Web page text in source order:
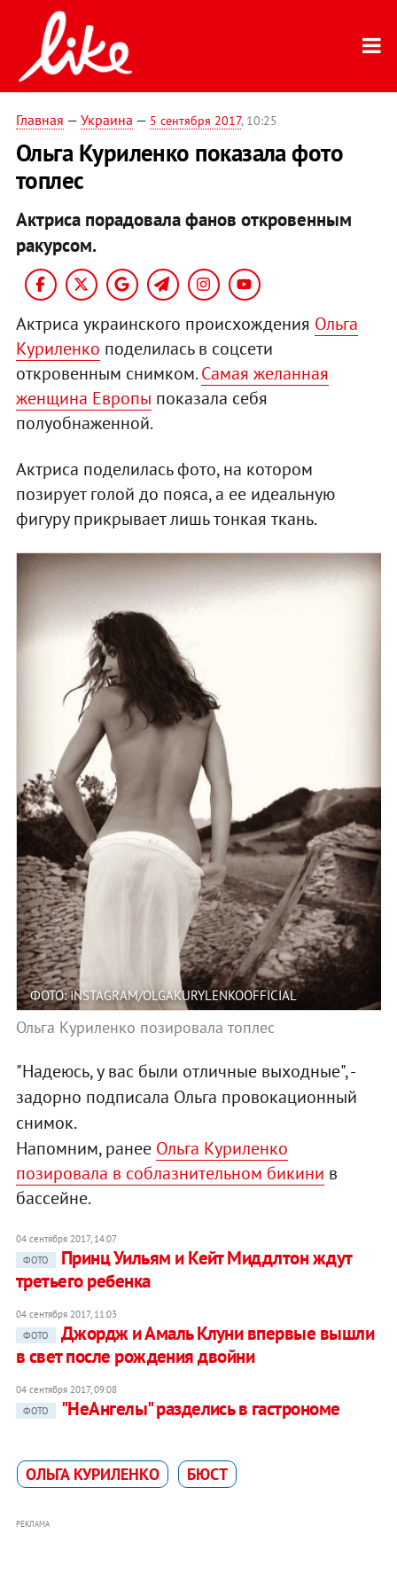
Главная — Украина — 5 сентября 2017, 10:25
Ольга Куриленко показала фото
топлес
Актриса порадовала фанов откровенным
ракурсом.
Актриса украинского происхождения Ольга
Куриленко поделилась в соцсети
откровенным снимком.Самая желанная
женщина Европы показала себя
полуобнаженной.
Актриса поделилась фото, на котором
позирует голой до пояса, а ее идеальную
фигуру прикрывает лишь тонкая ткань.
ФОТО: INSTAGRAM/OLGAKURYLENKOOFFICIAL
Ольга Куриленко позировала топлес
"Надеюсь, у вас были отличные выходные", -
задорно подписала Ольга провокационный
снимок.
Напомним, ранее Ольга Куриленко
позировала в соблазнительном бикини в
бассейне.
04 сентября 2017, 14:07
ФОТО
Принц Уильям и Кейт Миддлтон ждут
третьего ребенка
04 сентября 2017, 11:03
ФОТО
Джордж и Амаль Клуни впервые вышли
в свет после рождения двойни
04 сентября 2017, 09:08
ФОТО
"НеАнгелы" разделись в гастрономе
ОЛЬГА КУРИЛЕНКО БЮСТ
РЕКЛАМА